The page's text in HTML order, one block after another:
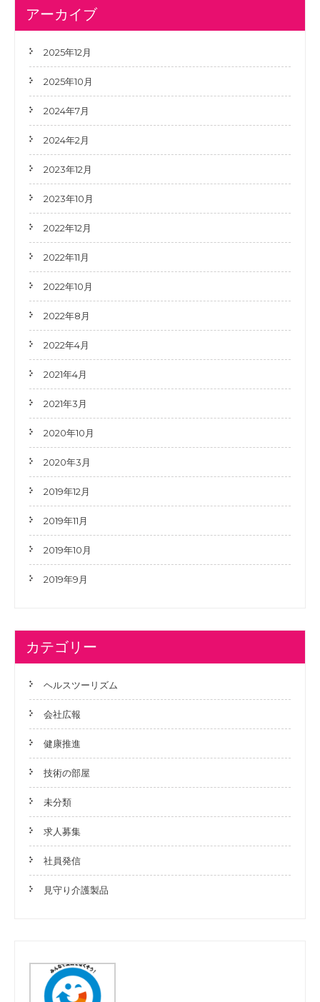
アーカイブ
2025年12月
2025年10月
2024年7月
2024年2月
2023年12月
2023年10月
2022年12月
2022年11月
2022年10月
2022年8月
2022年4月
2021年4月
2021年3月
2020年10月
2020年3月
2019年12月
2019年11月
2019年10月
2019年9月
カテゴリー
ヘルスツーリズム
会社広報
健康推進
技術の部屋
未分類
求人募集
社員発信
見守り介護製品